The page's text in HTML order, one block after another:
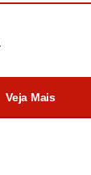
Veja Mais